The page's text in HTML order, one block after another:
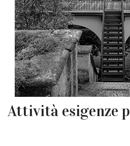
Attività esigenze